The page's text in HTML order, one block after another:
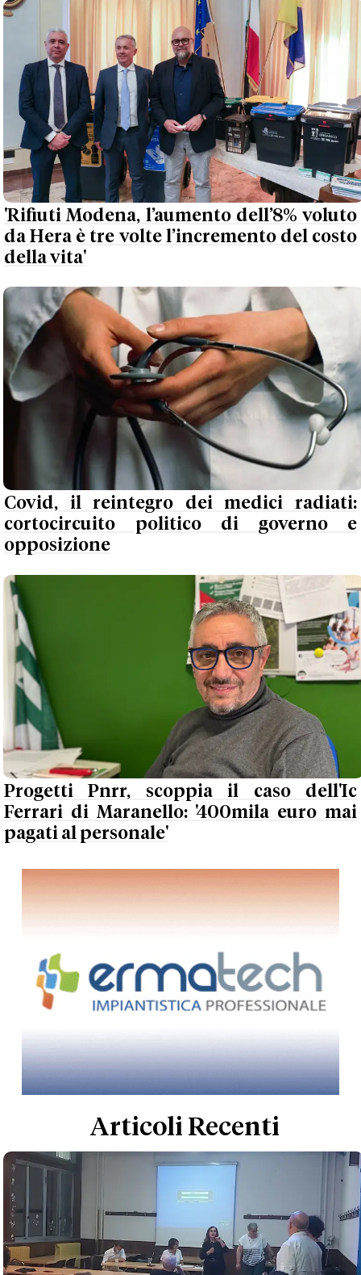
'Rifiuti Modena, l’aumento dell’8% voluto
da Hera è tre volte l’incremento del costo
della vita'
Covid, il reintegro dei medici radiati:
cortocircuito politico di governo e
opposizione
Progetti Pnrr, scoppia il caso dell'Ic
Ferrari di Maranello: '400mila euro mai
pagati al personale'
Articoli Recenti